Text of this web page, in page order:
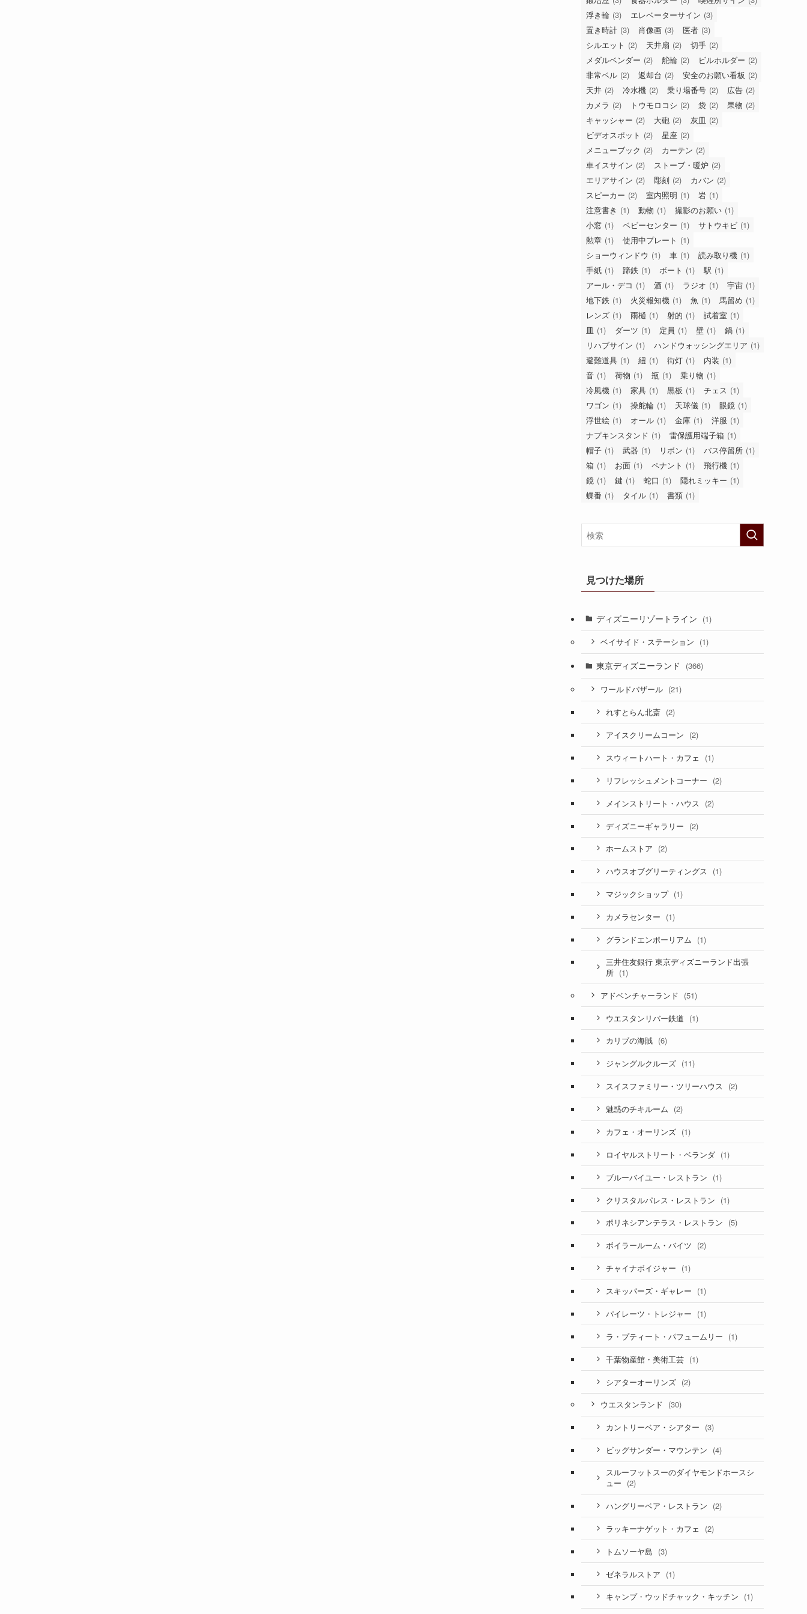
浮き輪 (3) エレベーターサイン (3)
置き時計 (3) 肖像画 (3) 医者 (3)
シルエット (2) 天井扇 (2) 切手 (2)
メダルベンダー (2) 舵輪 (2) ビルホルダー (2)
非常ベル (2) 返却台 (2) 安全のお願い看板 (2)
天井 (2) 冷水機 (2) 乗り場番号 (2) 広告 (2)
カメラ (2) トウモロコシ (2) 袋 (2) 果物 (2)
キャッシャー (2) 大砲 (2) 灰皿 (2)
ビデオスポット (2) 星座 (2)
メニューブック (2) カーテン (2)
車イスサイン (2) ストーブ・暖炉 (2)
エリアサイン (2) 彫刻 (2) カバン (2)
スピーカー (2) 室内照明 (1) 岩 (1)
注意書き (1) 動物 (1) 撮影のお願い (1)
小窓 (1) ベビーセンター (1) サトウキビ (1)
勲章 (1) 使用中プレート (1)
ショーウィンドウ (1) 車 (1) 読み取り機 (1)
手紙 (1) 蹄鉄 (1) ボート (1) 駅 (1)
アール・デコ (1) 酒 (1) ラジオ (1) 宇宙 (1)
地下鉄 (1) 火災報知機 (1) 魚 (1) 馬留め (1)
レンズ (1) 雨樋 (1) 射的 (1) 試着室 (1)
皿 (1) ダーツ (1) 定員 (1) 壁 (1) 鍋 (1)
リハブサイン (1) ハンドウォッシングエリア (1)
避難道具 (1) 紐 (1) 街灯 (1) 内装 (1)
音 (1) 荷物 (1) 瓶 (1) 乗り物 (1)
冷風機 (1) 家具 (1) 黒板 (1) チェス (1)
ワゴン (1) 操舵輪 (1) 天球儀 (1) 眼鏡 (1)
浮世絵 (1) オール (1) 金庫 (1) 洋服 (1)
ナプキンスタンド (1) 雷保護用端子箱 (1)
帽子 (1) 武器 (1) リボン (1) バス停留所 (1)
箱 (1) お面 (1) ペナント (1) 飛行機 (1)
鏡 (1) 鍵 (1) 蛇口 (1) 隠れミッキー (1)
蝶番 (1) タイル (1) 書類 (1)
見つけた場所
ディズニーリゾートライン (1)
ベイサイド・ステーション (1)
東京ディズニーランド (366)
ワールドバザール (21)
れすとらん北斎 (2)
アイスクリームコーン (2)
スウィートハート・カフェ (1)
リフレッシュメントコーナー (2)
メインストリート・ハウス (2)
ディズニーギャラリー (2)
ホームストア (2)
ハウスオブグリーティングス (1)
マジックショップ (1)
カメラセンター (1)
グランドエンポーリアム (1)
三井住友銀行 東京ディズニーランド出張
所 (1)
アドベンチャーランド (51)
ウエスタンリバー鉄道 (1)
カリブの海賊 (6)
ジャングルクルーズ (11)
スイスファミリー・ツリーハウス (2)
魅惑のチキルーム (2)
カフェ・オーリンズ (1)
ロイヤルストリート・ベランダ (1)
ブルーバイユー・レストラン (1)
クリスタルパレス・レストラン (1)
ポリネシアンテラス・レストラン (5)
ボイラールーム・バイツ (2)
チャイナボイジャー (1)
スキッパーズ・ギャレー (1)
パイレーツ・トレジャー (1)
ラ・プティート・パフュームリー (1)
千葉物産館・美術工芸 (1)
シアターオーリンズ (2)
ウエスタンランド (30)
カントリーベア・シアター (3)
ビッグサンダー・マウンテン (4)
スルーフットスーのダイヤモンドホースシ
ュー
(2)
ハングリーベア・レストラン (2)
ラッキーナゲット・カフェ (2)
トムソーヤ島 (3)
ゼネラルストア (1)
キャンプ・ウッドチャック・キッチン
(1)